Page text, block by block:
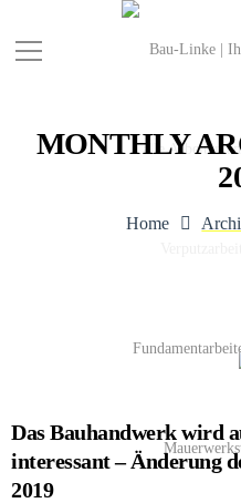
MONTHLY
Home
Das Bauhandwerk wird
interessant – Änderung
2019